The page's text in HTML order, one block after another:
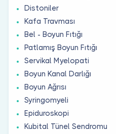
Distoniler
Kafa Travması
Bel - Boyun Fıtığı
Patlamış Boyun Fıtığı
Servikal Myelopati
Boyun Kanal Darlığı
Boyun Ağrısı
Syringomyeli
Epiduroskopi
Kubital Tünel Sendromu